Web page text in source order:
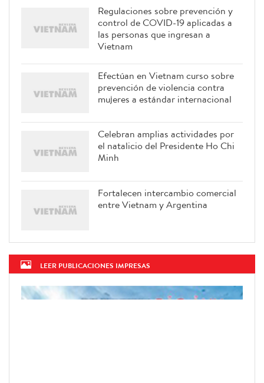
Regulaciones sobre prevención y
control de COVID-19 aplicadas a
las personas que ingresan a
Vietnam
Efectúan en Vietnam curso sobre
prevención de violencia contra
mujeres a estándar internacional
Celebran amplias actividades por
el natalicio del Presidente Ho Chi
Minh
Fortalecen intercambio comercial
entre Vietnam y Argentina
LEER PUBLICACIONES IMPRESAS